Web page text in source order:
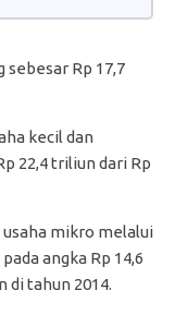
Rp 17,7
kecil dan
22,4 triliun dari Rp
usaha mikro melalui
angka Rp 14,6
di tahun 2014.